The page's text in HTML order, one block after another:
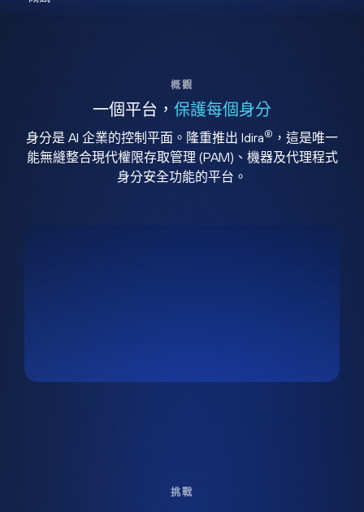
概觀
一個平台， 保護每個身分
身分是 AI 企業的控制平面。隆重推出 Idira® ，這是唯一
能無縫整合現代權限存取管理 (PAM)、機器及代理程式
身分安全功能的平台。
挑戰